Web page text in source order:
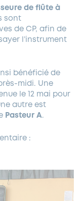
de flûte à
sont
de CP, afin de
l’instrument
bénéficié de
midi. Une
le 12 mai pour
autre est
Pasteur A.
: